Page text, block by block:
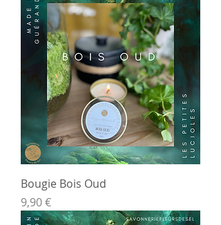
Bougie Bois Oud
Prix
9,90 €